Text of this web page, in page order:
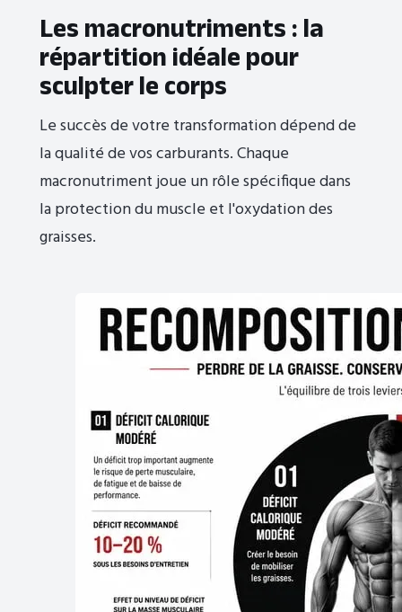
Les macronutriments : la
répartition idéale pour
sculpter le corps
Le succès de votre transformation dépend de
la qualité de vos carburants. Chaque
macronutriment joue un rôle spécifique dans
la protection du muscle et l'oxydation des
graisses.